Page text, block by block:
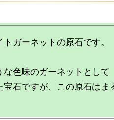
トガーネットの原石です。
な色味のガーネットとして
宝石ですが、この原石はま